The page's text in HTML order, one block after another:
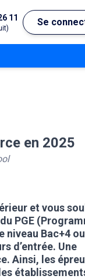
11 Se
Ecoles de
à l'étranger
étudiant
en 2025
et vous
PGE
niveau Bac+4
d’entrée. Une
Ainsi, les